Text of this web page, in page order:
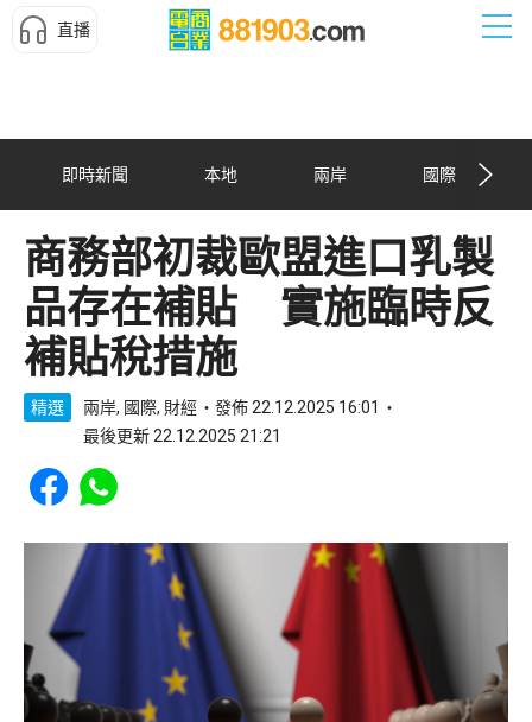
直播
即時新聞 本地 兩岸 國際
商務部初裁歐盟進口乳製
品存在補貼 實施臨時反
補貼稅措施
精選 兩岸, 國際, 財經
發佈 22.12.2025 16:01
最後更新 22.12.2025 21:21
Share to Facebook
Share to WhatsApp